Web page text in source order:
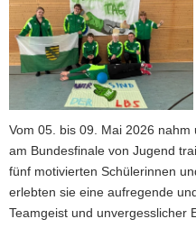
e
N
a
g
a
t
i
o
Vom 05. bis 09. Mai 2026
am Bundesfinale von Jugend
fünf motivierten Schülerinnen
erlebten sie eine aufregende
Teamgeist und unvergesslicher